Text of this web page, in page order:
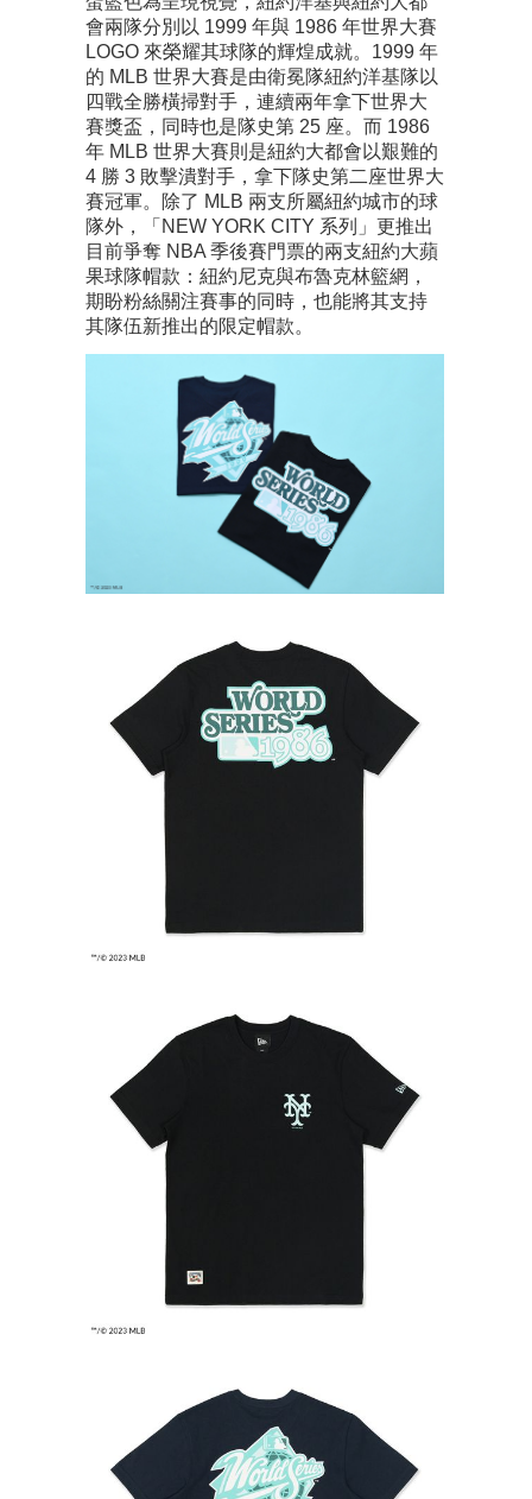
會兩隊分別以 1999 年與 1986 年世界大賽
LOGO 來榮耀其球隊的輝煌成就。1999 年
的 MLB 世界大賽是由衛冕隊紐約洋基隊以
四戰全勝橫掃對手，連續兩年拿下世界大
賽獎盃，同時也是隊史第 25 座。而 1986
年 MLB 世界大賽則是紐約大都會以艱難的
4 勝 3 敗擊潰對手，拿下隊史第二座世界大
賽冠軍。除了 MLB 兩支所屬紐約城市的球
隊外，「NEW YORK CITY 系列」更推出
目前爭奪 NBA 季後賽門票的兩支紐約大蘋
果球隊帽款：紐約尼克與布魯克林籃網，
期盼粉絲關注賽事的同時，也能將其支持
其隊伍新推出的限定帽款。